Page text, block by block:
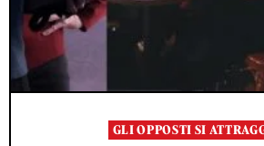
GLI OPPOSTI SI